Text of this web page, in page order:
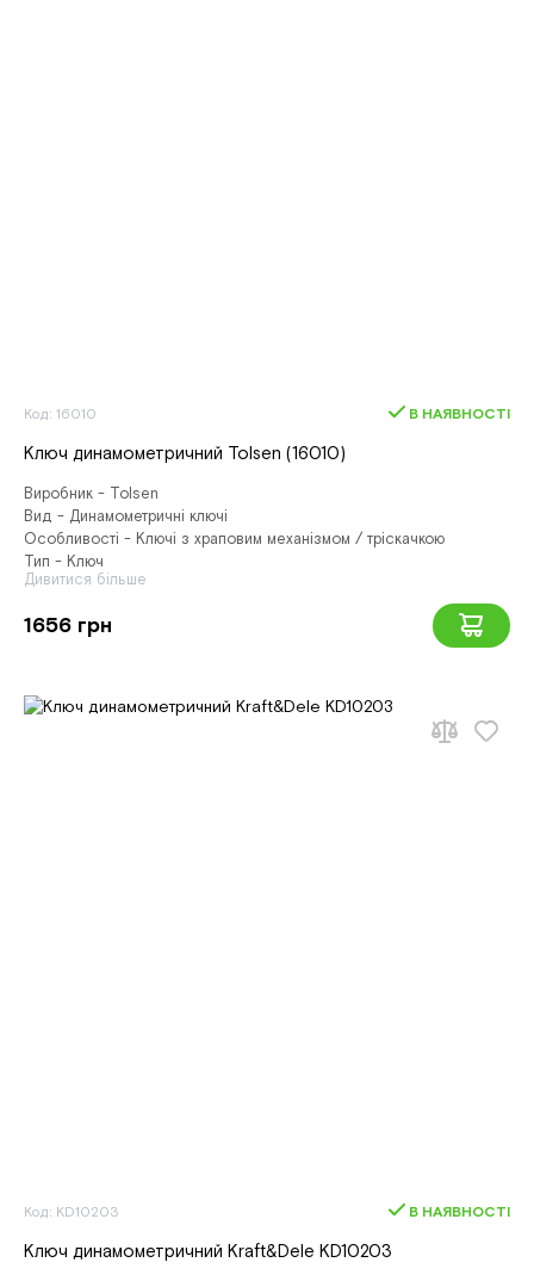
Код: 16010 В НАЯВНОСТІ
Ключ динамометричний Tolsen (16010)
Виробник - Tolsen
Вид - Динамометричні ключі
Особливості - Ключі з храповим механізмом / тріскачкою
Тип - Ключ
Дивитися більше
1656 грн
Код: KD10203 В НАЯВНОСТІ
Ключ динамометричний Kraft&Dele KD10203